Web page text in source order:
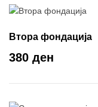
Втора фондација
380 ден